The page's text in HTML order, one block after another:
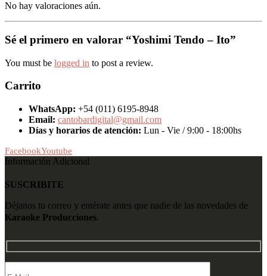
No hay valoraciones aún.
Sé el primero en valorar “Yoshimi Tendo – Ito”
You must be logged in to post a review.
Carrito
WhatsApp: +54 (011) 6195-8948
Email: cantobardigital@gmail.com
Días y horarios de atención: Lun - Vie / 9:00 - 18:00hs
FacebookYoutube
Información Adicional
SUSCRIBITE
Déjanos tu correo y entérate antes que nadie de las novedades de
Karaoke Producciones.